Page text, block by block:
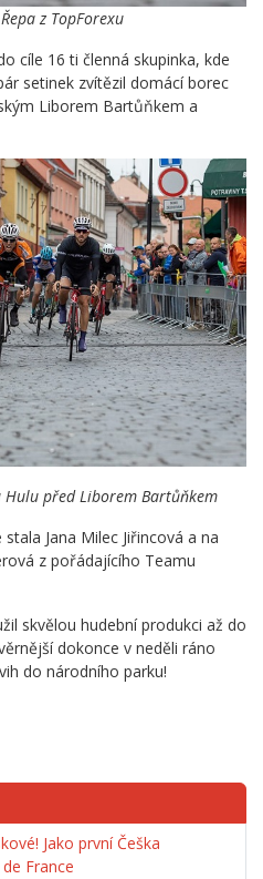
z TopForexu
cíle 16 ti členná skupinka, kde
setinek zvítězil domácí borec
Liborem Bartůňkem a
před Liborem Bartůňkem
Jana Milec Jiřincová a na
z pořádajícího Teamu
skvělou hudební produkci až do
dokonce v neděli ráno
do národního parku!
Jako první Češka
France